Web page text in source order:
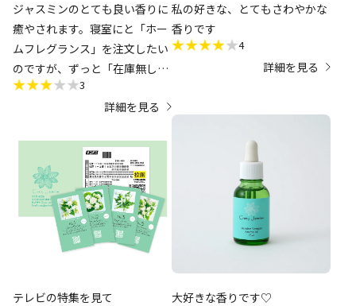
ぐことも出来るでしょうけど…
低評価を付けている人の｢ムエ
ットだけでこの値段は高すぎ
が、次回使える500円引きクー
社員の方が立ち上げたとはいえ
ブランド自体はまだまだ知名度
の伸び代があると思い、応援す
る意味も込めて購入したので特
の全てが値上がりしている状況
ですし。
ジャスミンのとても良い香りに
癒やされます。寝室にと「ホー
ムフレグランス」を注文したい
のですが、ずっと「在庫無し」
で購入できずにいます。
3
詳細を見る
私の好きな、とてもさわやかな
香りです
4
詳細を見る
テレビの特集を見て 大好きな香りです♡